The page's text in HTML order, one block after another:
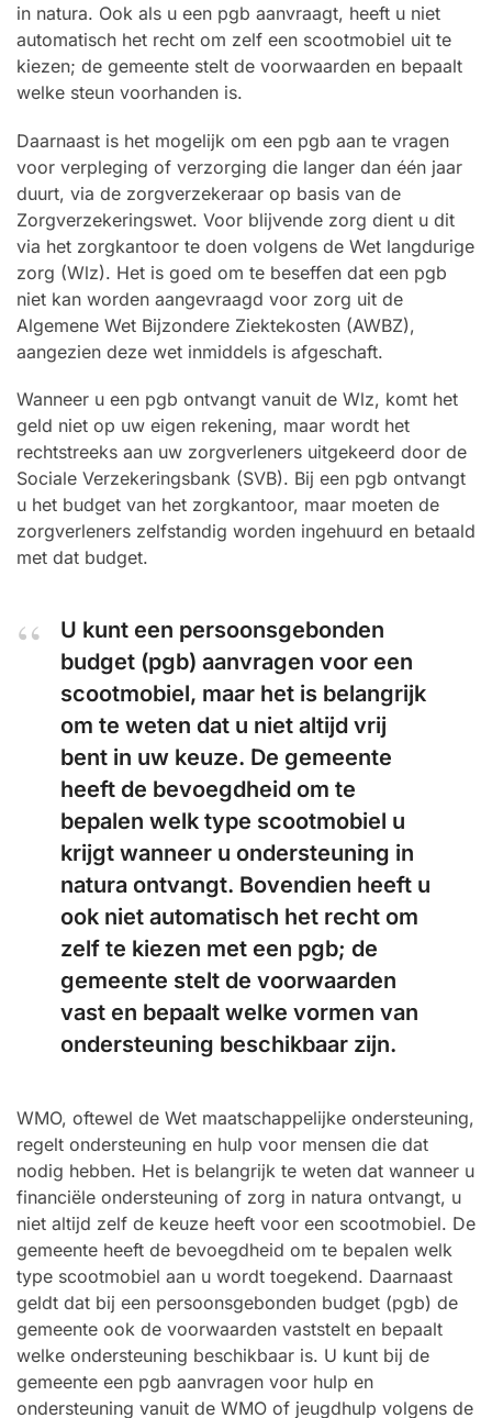
in natura. Ook als u een pgb aanvraagt, heeft u niet
automatisch het recht om zelf een scootmobiel uit te
kiezen; de gemeente stelt de voorwaarden en bepaalt
welke steun voorhanden is.
Daarnaast is het mogelijk om een pgb aan te vragen
voor verpleging of verzorging die langer dan één jaar
duurt, via de zorgverzekeraar op basis van de
Zorgverzekeringswet. Voor blijvende zorg dient u dit
via het zorgkantoor te doen volgens de Wet langdurige
zorg (Wlz). Het is goed om te beseffen dat een pgb
niet kan worden aangevraagd voor zorg uit de
Algemene Wet Bijzondere Ziektekosten (AWBZ),
aangezien deze wet inmiddels is afgeschaft.
Wanneer u een pgb ontvangt vanuit de Wlz, komt het
geld niet op uw eigen rekening, maar wordt het
rechtstreeks aan uw zorgverleners uitgekeerd door de
Sociale Verzekeringsbank (SVB). Bij een pgb ontvangt
u het budget van het zorgkantoor, maar moeten de
zorgverleners zelfstandig worden ingehuurd en betaald
met dat budget.
U kunt een persoonsgebonden
budget (pgb) aanvragen voor een
scootmobiel, maar het is belangrijk
om te weten dat u niet altijd vrij
bent in uw keuze. De gemeente
heeft de bevoegdheid om te
bepalen welk type scootmobiel u
krijgt wanneer u ondersteuning in
natura ontvangt. Bovendien heeft u
ook niet automatisch het recht om
zelf te kiezen met een pgb; de
gemeente stelt de voorwaarden
vast en bepaalt welke vormen van
ondersteuning beschikbaar zijn.
WMO, oftewel de Wet maatschappelijke ondersteuning,
regelt ondersteuning en hulp voor mensen die dat
nodig hebben. Het is belangrijk te weten dat wanneer u
financiële ondersteuning of zorg in natura ontvangt, u
niet altijd zelf de keuze heeft voor een scootmobiel. De
gemeente heeft de bevoegdheid om te bepalen welk
type scootmobiel aan u wordt toegekend. Daarnaast
geldt dat bij een persoonsgebonden budget (pgb) de
gemeente ook de voorwaarden vaststelt en bepaalt
welke ondersteuning beschikbaar is. U kunt bij de
gemeente een pgb aanvragen voor hulp en
ondersteuning vanuit de WMO of jeugdhulp volgens de